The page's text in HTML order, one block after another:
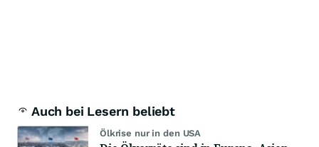
Auch bei Lesern beliebt
Ölkrise nur in den USA